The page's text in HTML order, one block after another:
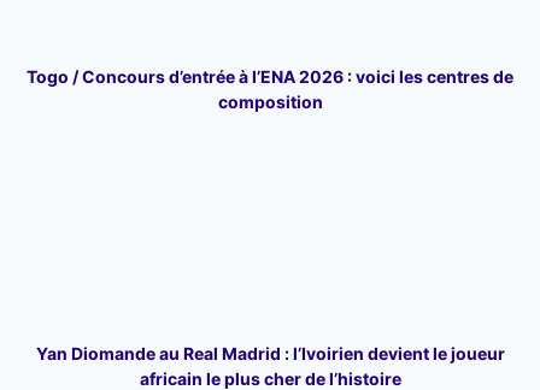
Togo / Concours d’entrée à l’ENA 2026 : voici les centres de
composition
Yan Diomande au Real Madrid : l’Ivoirien devient le joueur
africain le plus cher de l’histoire